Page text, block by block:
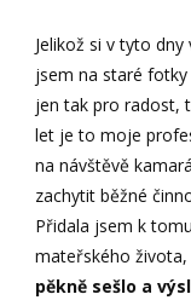
Jelikož si v tyto
jsem na staré
jen tak pro radost,
let je to moje
na návštěvě
zachytit běžné
Přidala jsem k
mateřského
pěkně sešlo a